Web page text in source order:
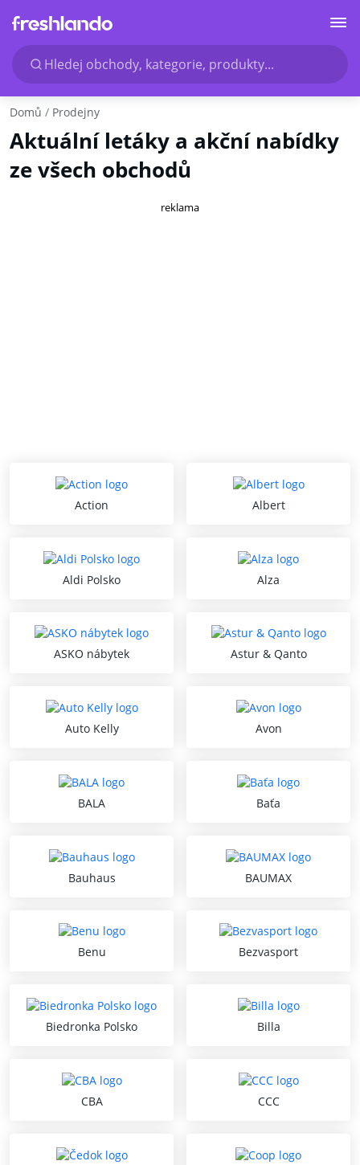
Hledej obchody, kategorie, produkty...
Domů Prodejny
Aktuální letáky a akční nabídky
ze všech obchodů
reklama
Action Albert
Aldi Polsko Alza
ASKO nábytek Astur & Qanto
Auto Kelly Avon
BALA Baťa
Bauhaus BAUMAX
Benu Bezvasport
Biedronka Polsko Billa
CBA CCC